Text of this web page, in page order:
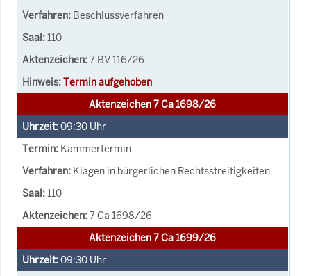
Beschlussverfahren
110
7 BV 116/26
Termin aufgehoben
Aktenzeichen 7 Ca 1698/26
09:30 Uhr
Kammertermin
Klagen in bürgerlichen Rechtsstreitigkeiten
110
7 Ca 1698/26
Aktenzeichen 7 Ca 1699/26
09:30 Uhr